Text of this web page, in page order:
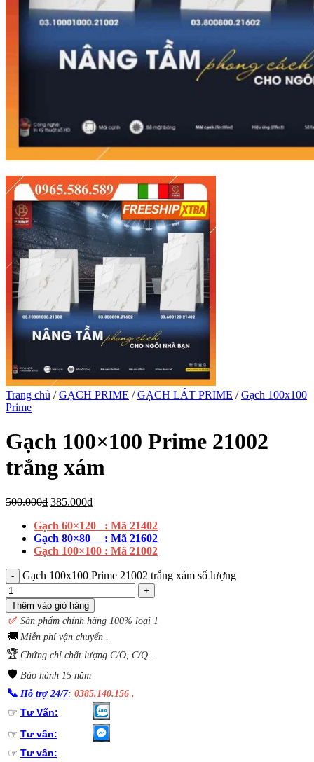
Trang chủ / GẠCH PRIME / GẠCH LÁT PRIME / Gạch 100x100
Prime
Gạch 100×100 Prime 21002
trắng xám
500.000₫ 385.000₫
Gạch 60×120 : Mã 21402
Gạch 80×80 : Mã 21602
Gạch 100×100 : Mã 21002
Gạch 100x100 Prime 21002 trắng xám số lượng
Thêm vào giỏ hàng
✅ Sản phẩm chính hãng 100% loại 1
🚚 Miễn phí vận chuyển .
🏆Chứng chỉ chất lượng C/O, C/Q…
🛡️ Bảo hành 15 năm
📞 Hỗ trợ 24/7: 0385.140.156 .
☞ Tư Vấn:
☞ Tư vấn:
☞ Tư vấn: